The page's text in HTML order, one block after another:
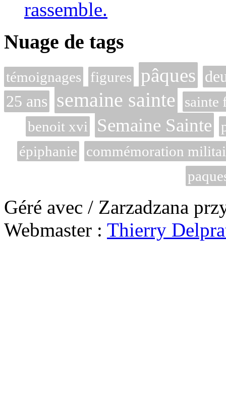
rassemble.
Nuage de tags
témoignages figures pâques
25 ans semaine sainte
sainte
benoit xvi
Semaine Sainte
épiphanie
commémoration
Géré avec / Zarzadzana
Webmaster : Thierry